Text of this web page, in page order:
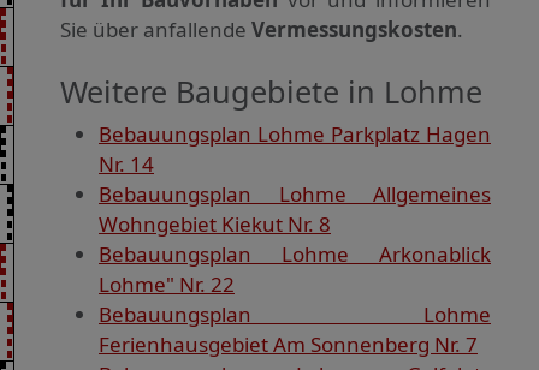
Sie über anfallende Vermessungskosten.
Weitere Baugebiete in Lohme
Bebauungsplan Lohme Parkplatz Hagen
Nr. 14
Bebauungsplan Lohme Allgemeines
Wohngebiet Kiekut Nr. 8
Bebauungsplan Lohme Arkonablick
Lohme" Nr. 22
Bebauungsplan Lohme
Ferienhausgebiet Am Sonnenberg Nr. 7